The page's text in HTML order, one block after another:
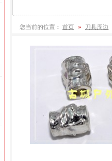
您当前的位置： 首页 » 刀具周边